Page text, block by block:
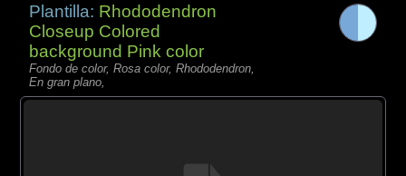
Plantilla: Rhododendron
Closeup Colored
background Pink color
Fondo de color, Rosa color, Rhododendron,
En gran plano,